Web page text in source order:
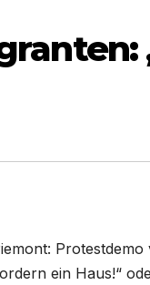
ein Haus!“